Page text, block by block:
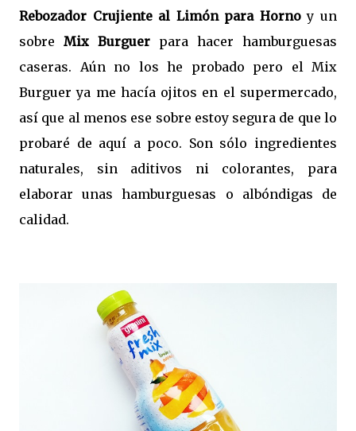
Rebozador Crujiente al Limón para Hornoy un
sobre Mix Burguer para hacer hamburguesas
caseras. Aún no los he probado pero el Mix
Burguer ya me hacía ojitos en el supermercado,
así que al menos ese sobre estoy segura de que lo
probaré de aquí a poco. Son sólo ingredientes
naturales, sin aditivos ni colorantes, para
elaborar unas hamburguesas o albóndigas de
calidad.